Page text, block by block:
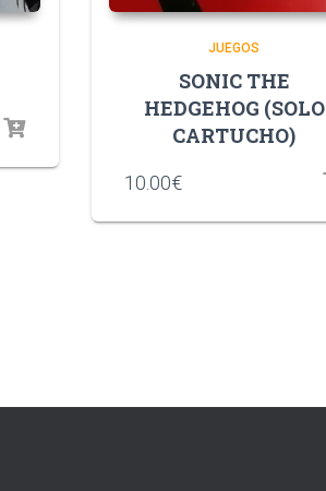
JUEGOS
SONIC THE
HEDGEHOG (SOLO
CARTUCHO)
10.00€